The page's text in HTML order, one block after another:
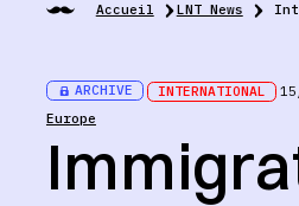
Accueil LNT News
ARCHIVE INTERNATIONAL
Europe